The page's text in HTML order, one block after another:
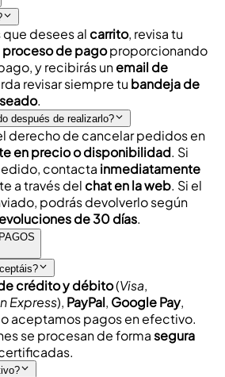
desees alcarrito, revisa tu
proceso de pagoproporcionando
y recibirás unemail de
revisar siempre tu bandeja de
.
después de realizarlo?
derecho de cancelar pedidos en
en precio o disponibilidad. Si
contacta inmediatamente
a través delchat en la web. Si el
podrás devolverlo según
de 30 días.
crédito y débito(Visa,
Express), PayPal, Google Pay,
aceptamos pagos en efectivo.
se procesan de formasegura